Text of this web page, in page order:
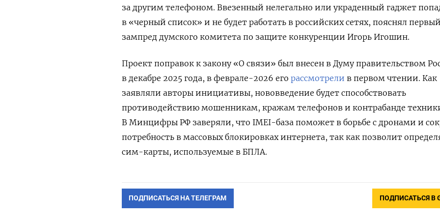
за другим телефоном. Ввезенный нелегально или украденный гаджет
в «черный список» и не будет работать в российских сетях, пояснял первый
зампред думского комитета по защите конкуренции Игорь Игошин.
Проект поправок к закону «О связи» был внесен в Думу правительством
в декабре 2025 года, в феврале-2026 его рассмотрели в первом чтении. Как
заявляли авторы инициативы, нововведение будет способствовать
противодействию мошенникам, кражам телефонов и контрабанде
В Минцифры РФ заверяли, что IMEI-база поможет в борьбе с дронами и
потребность в массовых блокировках интернета, так как позволит
сим-карты, используемые в БПЛА.
ПОДПИСАТЬСЯ НА ТЕЛЕГРАМ ПОДПИСАТЬСЯ В